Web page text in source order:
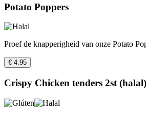
Potato Poppers
Proef de knapperigheid van onze Potato
€ 4.95
Crispy Chicken tenders 2st (halal)